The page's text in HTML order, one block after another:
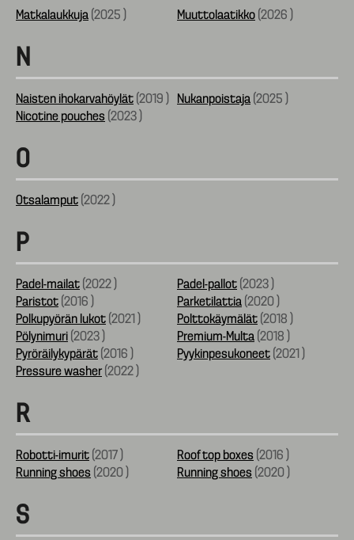
Matkalaukkuja (2025 ) Muuttolaatikko (2026 )
N
Naisten ihokarvahöylät (2019 ) Nukanpoistaja (2025 )
Nicotine pouches (2023 )
O
Otsalamput (2022 )
P
Padel-mailat (2022 ) Padel-pallot (2023 )
Paristot (2016 ) Parketilattia (2020 )
Polkupyörän lukot (2021 ) Polttokäymälät (2018 )
Pölynimuri (2023 ) Premium-Multa (2018 )
Pyröräilykypärät (2016 ) Pyykinpesukoneet (2021 )
Pressure washer (2022 )
R
Robotti-imurit (2017 ) Roof top boxes (2016 )
Running shoes (2020 ) Running shoes (2020 )
S